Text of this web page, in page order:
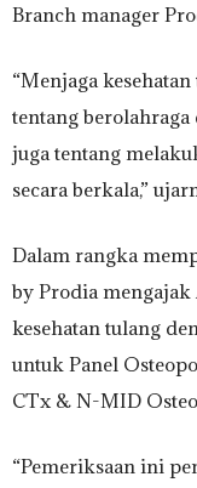
Branch manager
“Menjaga
tentang
juga tentang
secara berkala,”
Dalam rangka
by Prodia
kesehatan tulang
untuk Panel
CTx & N-MID
“Pemeriksaan ini